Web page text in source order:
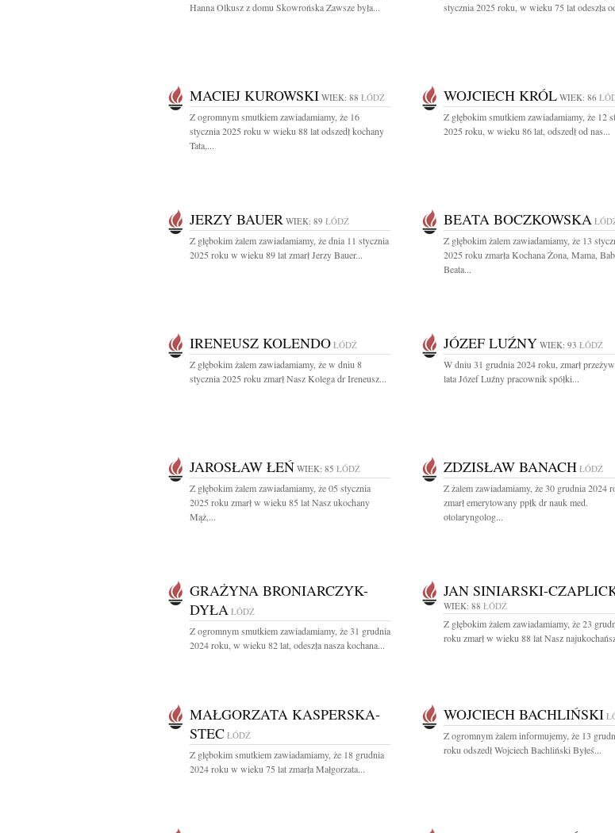
Hanna Olkusz z domu Skowrońska Zawsze była...
stycznia 2025 roku, w wieku 75 lat odeszła
MACIEJ KUROWSKI WIEK: 88 ŁÓDŹ
Z ogromnym smutkiem zawiadamiamy, że 16
stycznia 2025 roku w wieku 88 lat odszedł kochany
Tata,...
WOJCIECH KRÓL WIEK: 86
Z głębokim smutkiem zawiadamiamy, że 12
2025 roku, w wieku 86 lat, odszedł od nas...
JERZY BAUER WIEK: 89 ŁÓDŹ
Z głębokim żalem zawiadamiamy, że dnia 11 stycznia
2025 roku w wieku 89 lat zmarł Jerzy Bauer...
BEATA BOCZKOWSKA
Z głębokim żalem zawiadamiamy, że 13
2025 roku zmarła Kochana Żona, Mama,
Beata...
IRENEUSZ KOLENDO ŁÓDŹ
Z głębokim żalem zawiadamiamy, że w dniu 8
stycznia 2025 roku zmarł Nasz Kolega dr Ireneusz...
JÓZEF LUŹNY WIEK: 93 ŁÓDŹ
W dniu 31 grudnia 2024 roku, zmarł
lata Józef Luźny pracownik spółki...
JAROSŁAW ŁEŃ WIEK: 85 ŁÓDŹ
Z głębokim żalem zawiadamiamy, że 05 stycznia
2025 roku zmarł w wieku 85 lat Nasz ukochany
Mąż,...
ZDZISŁAW BANACH ŁÓDŹ
Z żalem zawiadamiamy, że 30 grudnia 2024
zmarł emerytowany ppłk dr nauk med.
otolaryngolog...
GRAŻYNA BRONIARCZYK-
DYŁA ŁÓDŹ
Z ogromnym smutkiem zawiadamiamy, że 31 grudnia
2024 roku, w wieku 82 lat, odeszła nasza kochana...
JAN SINIARSKI-
WIEK: 88 ŁÓDŹ
Z głębokim żalem zawiadamiamy, że 23
roku zmarł w wieku 88 lat Nasz
MAŁGORZATA KASPERSKA-
STEC ŁÓDŹ
Z głębokim smutkiem zawiadamiamy, że 18 grudnia
2024 roku w wieku 75 lat zmarła Małgorzata...
WOJCIECH BACHLIŃSKI
Z ogromnym żalem informujemy, że 13
roku odszedł Wojciech Bachliński Byłeś...